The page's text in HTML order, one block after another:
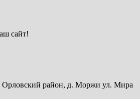
сайт!
Орловский район, д. Моржи ул. Мира